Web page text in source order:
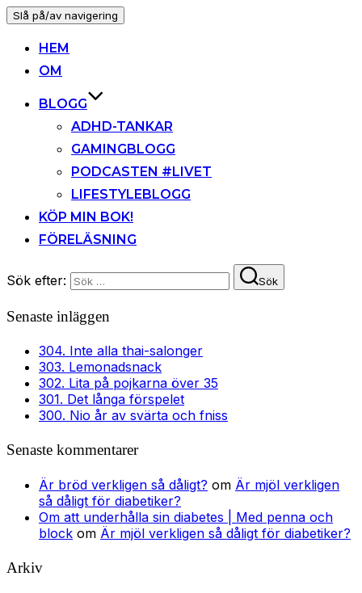
Slå på/av navigering
HEM
OM
BLOGG
ADHD-TANKAR
GAMINGBLOGG
PODCASTEN #LIVET
LIFESTYLEBLOGG
KÖP MIN BOK!
FÖRELÄSNING
Sök efter: Sök
Senaste inläggen
304. Inte alla thai-salonger
303. Lemonadsnack
302. Lita på pojkarna över 35
301. Det långa förspelet
300. Nio år av svärta och fniss
Senaste kommentarer
Är bröd verkligen så dåligt? om Är mjöl verkligen
så dåligt för diabetiker?
Om att underhålla sin diabetes | Med penna och
block om Är mjöl verkligen så dåligt för diabetiker?
Arkiv